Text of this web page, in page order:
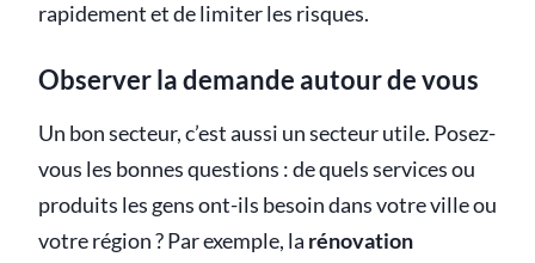
rapidement et de limiter les risques.
Observer la demande autour de vous
Un bon secteur, c’est aussi un secteur utile. Posez-
vous les bonnes questions : de quels services ou
produits les gens ont-ils besoin dans votre ville ou
votre région ? Par exemple, la rénovation